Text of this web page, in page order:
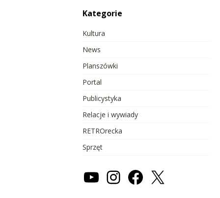
Kategorie
Kultura
News
Planszówki
Portal
Publicystyka
Relacje i wywiady
RETROrecka
Sprzęt